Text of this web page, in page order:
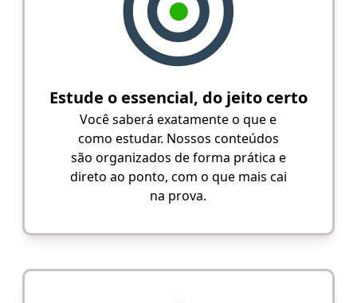
Estude o essencial, do jeito certo
Você saberá exatamente o que e
como estudar. Nossos conteúdos
são organizados de forma prática e
direto ao ponto, com o que mais cai
na prova.